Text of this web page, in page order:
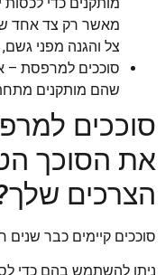
מאשר רק צד אחד
צל והגנה מפני גשם,
סוככים למרפסת –
שהם מותקנים
סוככים
את הסוכך
הצרכים
סוככים קיימים כבר שנים
ניתן להשתמש בהם כדי